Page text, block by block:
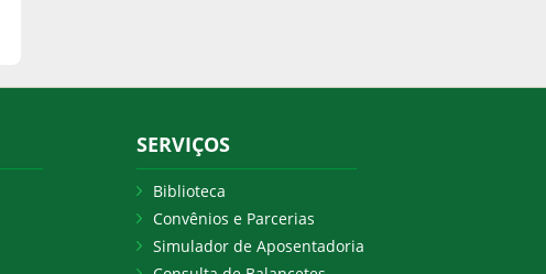
SERVIÇOS
Biblioteca
Convênios e Parcerias
Simulador de Aposentadoria